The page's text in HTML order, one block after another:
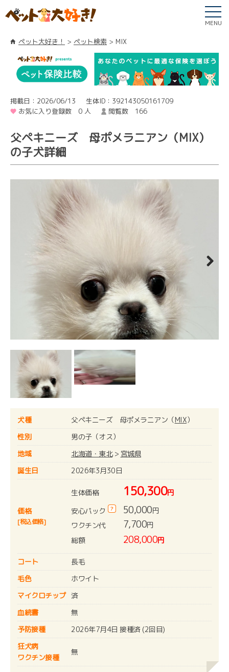
MENU
ペット大好き！ ペット検索 MIX
掲載日：2026/06/13
生体ID：392143050161709
お気に入り登録数 0 人
閲覧数 166
父ペキニーズ 母ポメラニアン（MIX）
の子犬詳細
犬種 父ペキニーズ 母ポメラニアン（MIX）
性別
男の子（オス）
地域
北海道・東北> 宮城県
誕生日
2026年3月30日
価格
[税込価格]
生体価格 150,300円
安心パック
? 50,000円
ワクチン代
7,700円
総額
208,000円
コート
長毛
毛色
ホワイト
マイクロチップ 済
血統書
無
予防接種
2026年7月4日 接種済 (2回目)
狂犬病
ワクチン接種
無